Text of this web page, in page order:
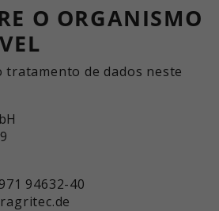
O ORGANISMO
tratamento de dados neste
94632-40